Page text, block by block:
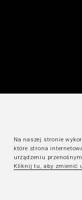
Na naszej stronie
które strona
urządzeniu
Kliknij tu, aby zmienić